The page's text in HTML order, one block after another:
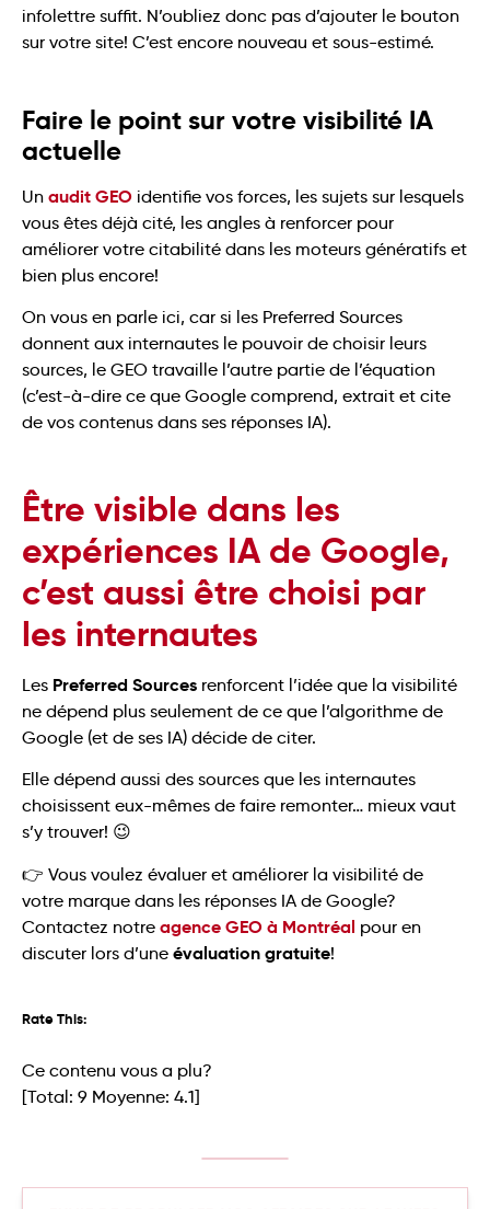
infolettre suffit. N’oubliez donc pas d’ajouter le bouton
sur votre site! C’est encore nouveau et sous-estimé.
Faire le point sur votre visibilité IA
actuelle
Un audit GEO identifie vos forces, les sujets sur lesquels
vous êtes déjà cité, les angles à renforcer pour
améliorer votre citabilité dans les moteurs génératifs et
bien plus encore!
On vous en parle ici, car si les Preferred Sources
donnent aux internautes le pouvoir de choisir leurs
sources, le GEO travaille l’autre partie de l’équation
(c’est-à-dire ce que Google comprend, extrait et cite
de vos contenus dans ses réponses IA).
Être visible dans les
expériences IA de Google,
c’est aussi être choisi par
les internautes
Les Preferred Sources renforcent l’idée que la visibilité
ne dépend plus seulement de ce que l’algorithme de
Google (et de ses IA) décide de citer.
Elle dépend aussi des sources que les internautes
choisissent eux-mêmes de faire remonter… mieux vaut
s’y trouver! 😉
👉 Vous voulez évaluer et améliorer la visibilité de
votre marque dans les réponses IA de Google?
Contactez notre agence GEO à Montréal pour en
discuter lors d’une évaluation gratuite!
Rate This:
Ce contenu vous a plu?
[Total: 9 Moyenne: 4.1]